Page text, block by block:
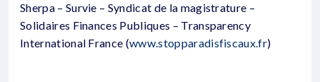
Sherpa – Survie – Syndicat de la magistrature –
Solidaires Finances Publiques – Transparency
International France (www.stopparadisfiscaux.fr)